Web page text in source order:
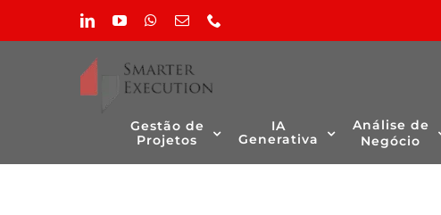
content
LinkedInYouTubeWhatsApp
Email
não
publicado)
Gestão de
Projetos
IA
Generativa
Análise de
Negócio
Não foram encontrados produtos correspondentes à sua